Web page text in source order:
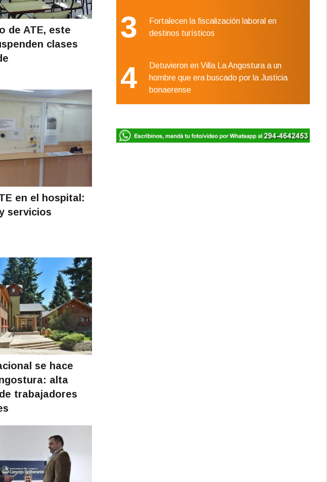
de ATE, este
clases
en el hospital:
servicios
se hace
alta
trabajadores
3
Fortalecen la fiscalización laboral en
destinos turísticos
4
Detuvieron en Villa La Angostura a un
hombre que era buscado por la Justicia
bonaerense